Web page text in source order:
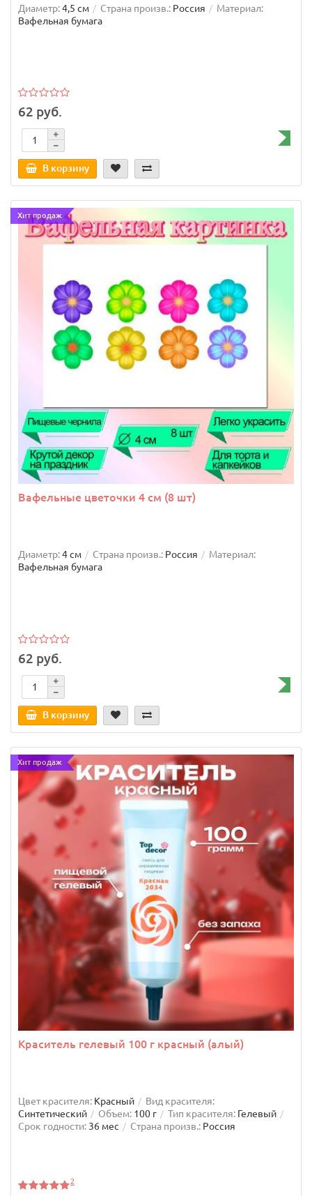
Диаметр:4,5 см Страна произв.: Россия
Материал:
Вафельная бумага
62 руб.
В корзину
Хит продаж
Вафельные цветочки 4 см (8 шт)
Диаметр:4 см Страна произв.: Россия
Материал:
Вафельная бумага
62 руб.
В корзину
Хит продаж
Краситель гелевый 100 г красный (алый)
Цвет красителя: Красный
Вид красителя:
Синтетический
Объем: 100 г Тип красителя: Гелевый
Срок годности: 36 мес Страна произв.: Россия
2